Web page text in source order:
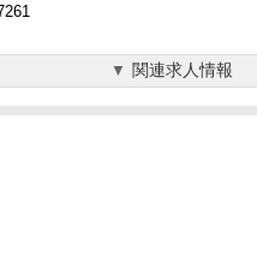
関連求人情報